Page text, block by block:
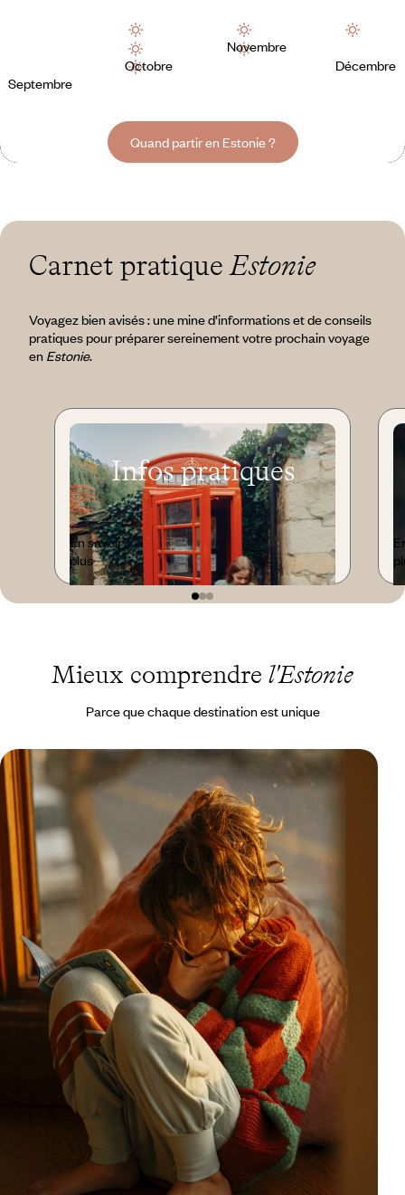
Septembre
Octobre
Novembre
Décembre
Quand partir en Estonie ?
Carnet pratiqueEstonie
Voyagez bien avisés : une mine d’informations et de conseils
pratiques pour préparer sereinement votre prochain voyage
en Estonie.
Infos pratiques
En savoir
plus
Mieux comprendre l'Estonie
Parce que chaque destination est unique